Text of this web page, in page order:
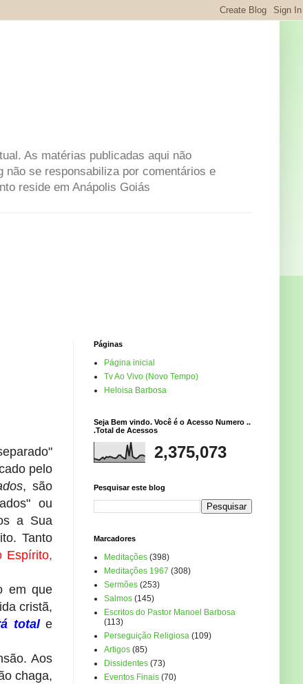
As matérias publicadas aqui não
não se responsabiliza por comentários e
reside em Anápolis Goiás
pelo
, são
ou
a Sua
Tanto
Espírito,
em que
cristã,
totale
Aos
chaga,
Páginas
Página inicial
Tv Ao Vivo (Novo Tempo)
Heloisa Barbosa
Seja Bem vindo. Você é o Acesso Numero ..
.Total de Acessos
2,375,073
Pesquisar este blog
Marcadores
Meditações (398)
Meditações 1967 (308)
Sermões (253)
Salmos (145)
Escritos do Pastor Manoel Barbosa
(113)
Perseguição Religiosa (109)
Artigos (85)
Dissidentes (73)
Eventos Finais (70)